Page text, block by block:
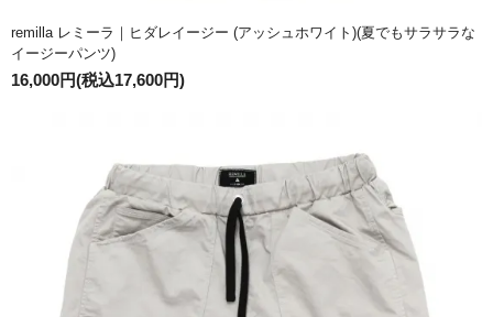
remilla レミーラ｜ヒダレイージー (アッシュホワイト)(夏でもサラサラな
イージーパンツ)
16,000円(税込17,600円)